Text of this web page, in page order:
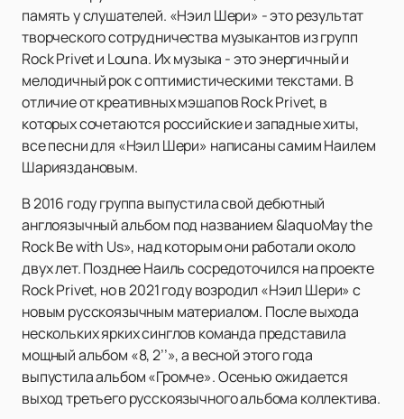
память у слушателей. «Нэил Шери» - это результат
творческого сотрудничества музыкантов из групп
Rock Privet и Louna. Их музыка - это энергичный и
мелодичный рок с оптимистическими текстами. В
отличие от креативных мэшапов Rock Privet, в
которых сочетаются российские и западные хиты,
все песни для «Нэил Шери» написаны самим Наилем
Шарияздановым.
В 2016 году группа выпустила свой дебютный
англоязычный альбом под названием &laquoMay the
Rock Be with Us», над которым они работали около
двух лет. Позднее Наиль сосредоточился на проекте
Rock Privet, но в 2021 году возродил «Нэил Шери» с
новым русскоязычным материалом. После выхода
нескольких ярких синглов команда представила
мощный альбом «8, 2’’», а весной этого года
выпустила альбом «Громче». Осенью ожидается
выход третьего русскоязычного альбома коллектива.